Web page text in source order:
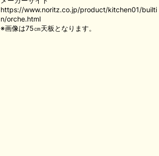
https://www.noritz.co.jp/product/kitchen01/builti
n/orche.html
※画像は75㎝天板となります。